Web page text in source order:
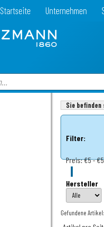
Startseite Unternehmen
Sie
Filter:
Preis:€5 -
Hersteller
Gefundene